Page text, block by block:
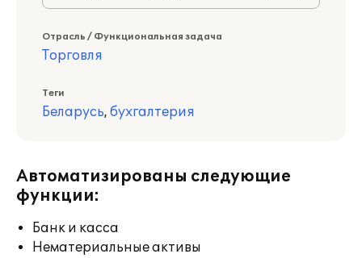
Отрасль / Функциональная задача
Торговля
Теги
Беларусь, бухгалтерия
Автоматизированы следующие
функции:
Банк и касса
Нематериальные активы